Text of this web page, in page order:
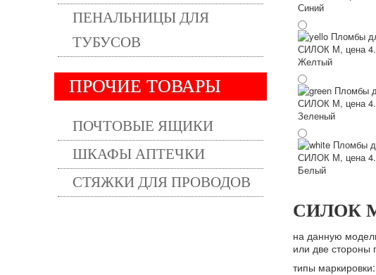
ПЕНАЛЬНИЦЫ ДЛЯ
ТУБУСОВ
ПРОЧИЕ ТОВАРЫ
ПОЧТОВЫЕ ЯЩИКИ
ШКАФЫ АПТЕЧКИ
СТЯЖКИ ДЛЯ ПРОВОДОВ
Синий
Желтый
Зеленый
Белый
СИЛОК
на данную
или две стороны
типы